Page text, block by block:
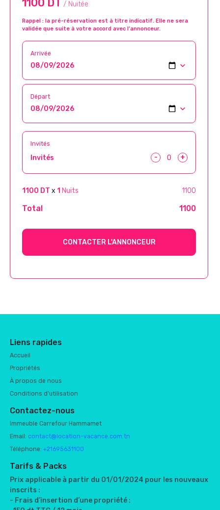
1100 DT / Nuitée
Rappel : la pré-réservation est à titre indicatif. Elle ne sera
validée que suite à votre accord avec l’annonceur.
Arrivée
Départ
Invités
Invités - +
1100 DT x 1 Nuits 1100
Total 1100
CONTACTER L'ANNONCEUR
Liens rapides
Accueil
Propriétés
À propos de nous
Conditions d'utilisation
Contactez-nous
Immeuble Carrefour Hammamet
Email: contact@location-vacance.com.tn
Téléphone: +21695631100
Tarifs & Packs
Prix applicable à partir du 01/01/2024 pour les nouveaux
inscrits :
- Frais d’insertion d’une propriété :